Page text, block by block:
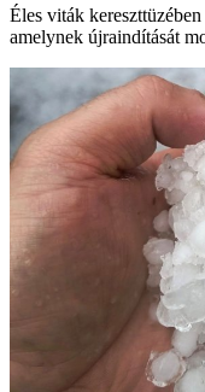
Éles viták
amelynek újraindítását